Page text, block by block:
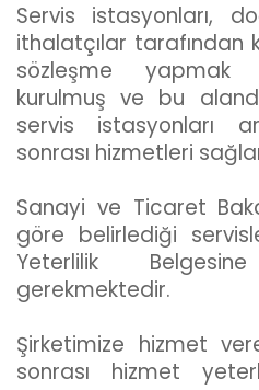
Servis istasyonları,
ithalatçılar tarafından
sözleşme yapmak
kurulmuş ve bu
servis istasyonları
sonrası hizmetleri
Sanayi ve Ticaret
göre belirlediği
Yeterlilik
gerekmektedir.
Şirketimize hizmet
sonrası hizmet